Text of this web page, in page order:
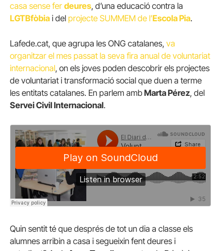
casa sense fer deures, d’una educació contra la
LGTBfòbia i del projecte SUMMEM de l’Escola Pia.
Lafede.cat, que agrupa les ONG catalanes, va
organitzar el mes passat la seva fira anual de voluntariat
internacional, on els joves poden descobrir els projectes
de voluntariat i transformació social que duen a terme
les entitats catalanes. En parlem amb Marta Pérez, del
Servei Civil Internacional.
Quin sentit té que després de tot un dia a classe els
alumnes arribin a casa i segueixin fent deures i